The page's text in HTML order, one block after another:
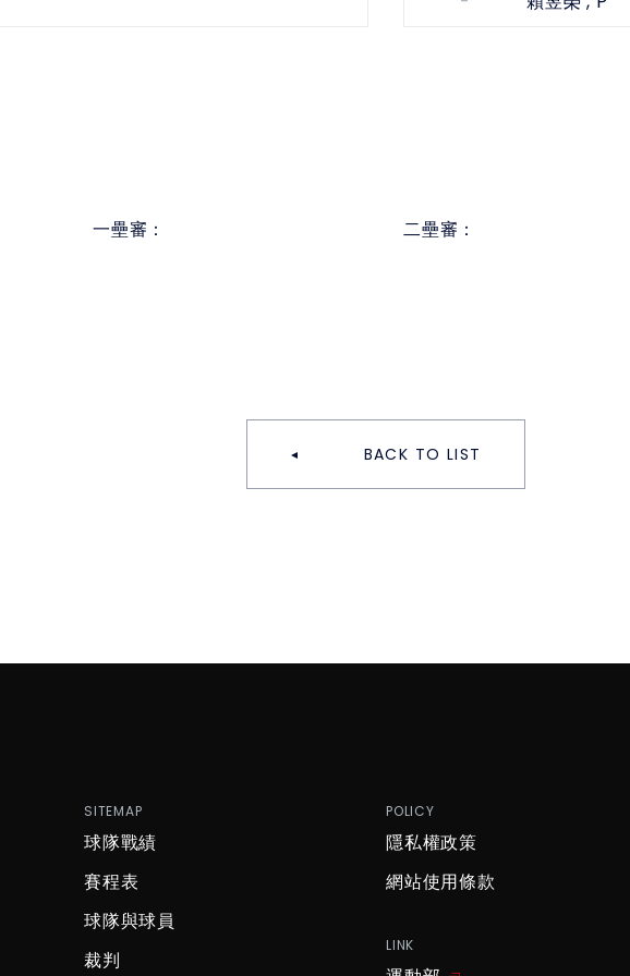
一壘審： 二壘審：
BACK TO LIST
SITEMAP
球隊戰績
賽程表
球隊與球員
裁判
POLICY
隱私權政策
網站使用條款
LINK